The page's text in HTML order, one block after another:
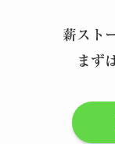
薪スト
まず